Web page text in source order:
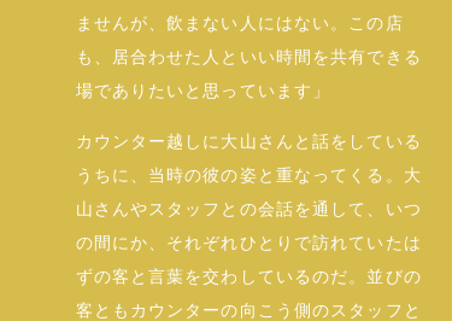
ませんが、飲まない人にはない。この店
も、居合わせた人といい時間を共有できる
場でありたいと思っています」
カウンター越しに大山さんと話をしている
うちに、当時の彼の姿と重なってくる。大
山さんやスタッフとの会話を通して、いつ
の間にか、それぞれひとりで訪れていたは
ずの客と言葉を交わしているのだ。並びの
客ともカウンターの向こう側のスタッフと